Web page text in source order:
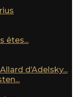
êtes...
d’Adelsky...